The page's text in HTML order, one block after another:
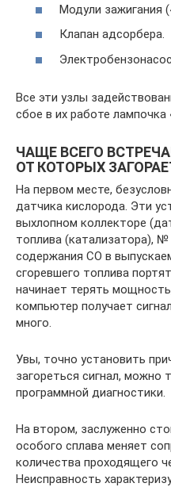
Модули зажигания
Клапан адсорбера.
Электробензонасос.
Все эти узлы
сбое в их работе лампочка
ЧАЩЕ ВСЕГО
ОТ КОТОРЫХ
На первом месте,
датчика кислорода. Эти
выхлопном коллекторе
топлива (катализатора),
содержания СО в
сгоревшего топлива
начинает терять
компьютер получает
много.
Увы, точно установить
загореться сигнал,
программной диагностики.
На втором, заслуженно
особого сплава меняет
количества проходящего
Неисправность